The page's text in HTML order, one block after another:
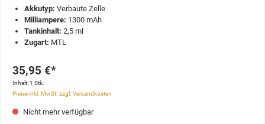
Akkutyp: Verbaute Zelle
Milliampere: 1300 mAh
Tankinhalt: 2,5 ml
Zugart: MTL
35,95 €*
Inhalt:1 Stk.
Preise inkl. MwSt. zzgl. Versandkosten
Nicht mehr verfügbar